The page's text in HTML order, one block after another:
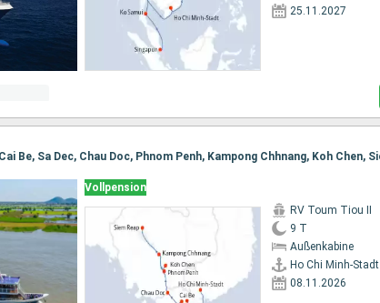
25.11.2027
Vollpension
RV Toum Tiou II
9 T
Außenkabine
Ho Chi Minh-Stadt
08.11.2026